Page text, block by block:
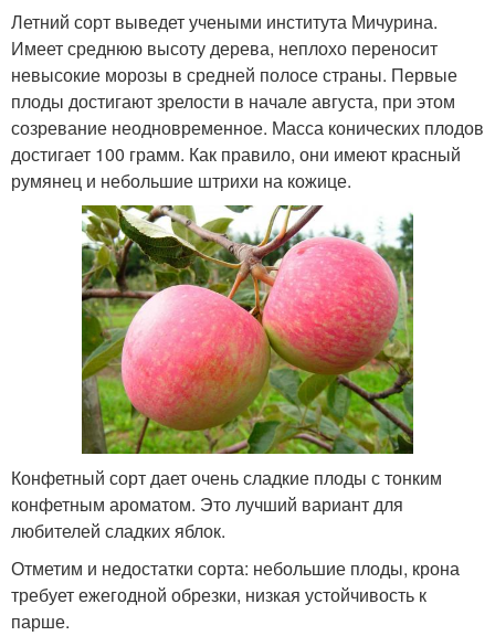
Летний сорт выведет учеными института Мичурина.
Имеет среднюю высоту дерева, неплохо переносит
невысокие морозы в средней полосе страны. Первые
плоды достигают зрелости в начале августа, при этом
созревание неодновременное. Масса конических плодов
достигает 100 грамм. Как правило, они имеют красный
румянец и небольшие штрихи на кожице.
Конфетный сорт дает очень сладкие плоды с тонким
конфетным ароматом. Это лучший вариант для
любителей сладких яблок.
Отметим и недостатки сорта: небольшие плоды, крона
требует ежегодной обрезки, низкая устойчивость к
парше.